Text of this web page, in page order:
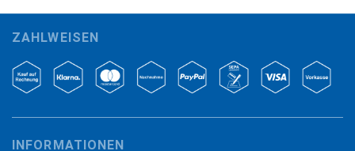
ZAHLWEISEN
INFORMATIONEN